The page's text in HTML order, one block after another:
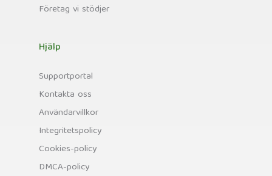
Företag vi stödjer
Hjälp
Supportportal
Kontakta oss
Användarvillkor
Integritetspolicy
Cookies-policy
DMCA-policy